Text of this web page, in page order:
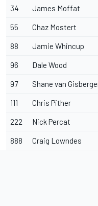
34 James Moffat
55 Chaz Mostert
88 Jamie Whincup
96 Dale Wood
97 Shane van
111 Chris Pither
222 Nick Percat
888 Craig Lowndes